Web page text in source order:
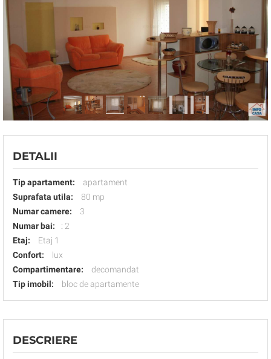
DETALII
Tip apartament:
apartament
Suprafata utila:
80 mp
Numar camere:
3
Numar bai:
: 2
Etaj:
Etaj 1
Confort:
lux
Compartimentare:
decomandat
Tip imobil:
bloc de apartamente
DESCRIERE